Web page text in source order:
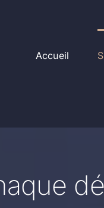
Accueil